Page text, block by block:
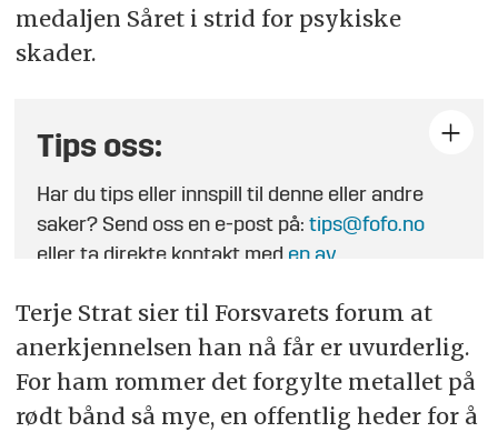
medaljen Såret i strid for psykiske
skader.
Tips oss:
Har du tips eller innspill til denne eller andre
saker? Send oss en e-post på:tips@fofo.no
eller ta direkte kontakt med en av
Terje Strat sier til Forsvarets forum at
anerkjennelsen han nå får er uvurderlig.
For ham rommer det forgylte metallet på
rødt bånd så mye, en offentlig heder for å